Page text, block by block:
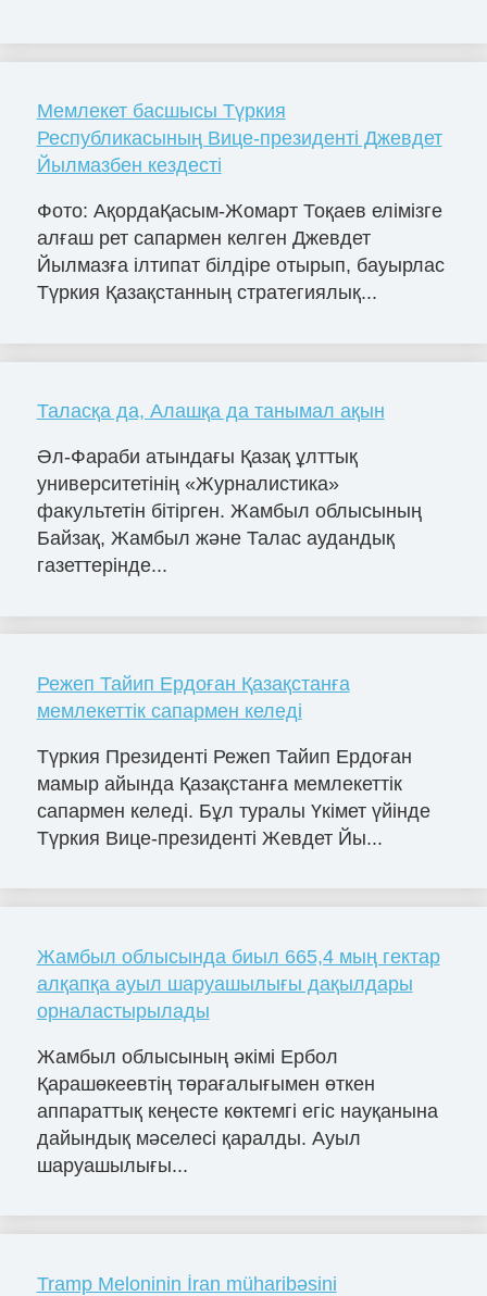
Мемлекет басшысы Түркия
Республикасының Вице-президенті Джевдет
Йылмазбен кездесті
Фото: АқордаҚасым-Жомарт Тоқаев елімізге
алғаш рет сапармен келген Джевдет
Йылмазға ілтипат білдіре отырып, бауырлас
Түркия Қазақстанның стратегиялық...
Таласқа да, Алашқа да танымал ақын
Әл-Фараби атындағы Қазақ ұлттық
университетінің «Журналистика»
факультетін бітірген. Жамбыл облысының
Байзақ, Жамбыл және Талас аудандық
газеттерінде...
Режеп Тайип Ердоған Қазақстанға
мемлекеттік сапармен келеді
Түркия Президенті Режеп Тайип Ердоған
мамыр айында Қазақстанға мемлекеттік
сапармен келеді. Бұл туралы Үкімет үйінде
Түркия Вице-президенті Жевдет Йы...
Жамбыл облысында биыл 665,4 мың гектар
алқапқа ауыл шаруашылығы дақылдары
орналастырылады
Жамбыл облысының әкімі Ербол
Қарашөкеевтің төрағалығымен өткен
аппараттық кеңесте көктемгі егіс науқанына
дайындық мәселесі қаралды. Ауыл
шаруашылығы...
Tramp Meloninin İran müharibəsini